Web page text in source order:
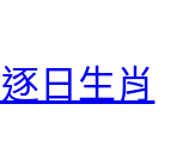
日生肖